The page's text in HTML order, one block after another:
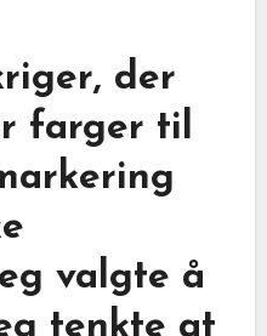
der
farger til
valgte å
tenkte at